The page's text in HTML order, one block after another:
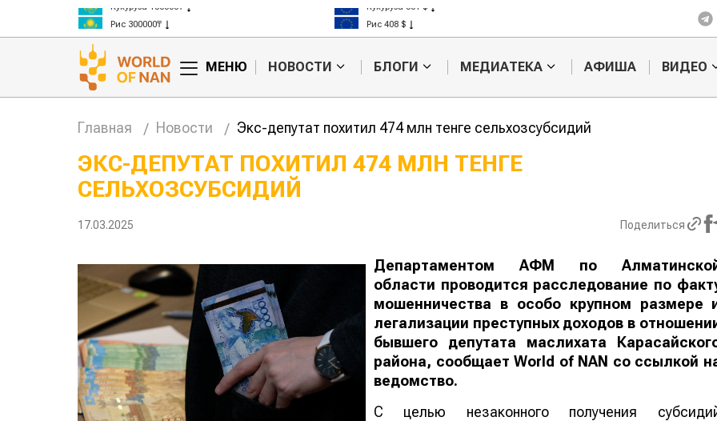
Кукуруза 150000₸
Рис 300000₸
Кукуруза 301 $
Рис 408 $
МЕНЮ НОВОСТИ БЛОГИ МЕДИАТЕКА АФИША ВИДЕО
Главная Новости Экс-депутат похитил 474 млн тенге сельхозсубсидий
ЭКС-ДЕПУТАТ ПОХИТИЛ 474 МЛН ТЕНГЕ
СЕЛЬХОЗСУБСИДИЙ
17.03.2025 Поделиться
Департаментом АФМ по
области проводится расследование по
мошенничества в особо крупном размере
легализации преступных доходов в
бывшего депутата маслихата
района, сообщает World of NAN со ссылкой
ведомство.
С целью незаконного получения
Жара в Китае может
поднять цены на
жука будут
лазером